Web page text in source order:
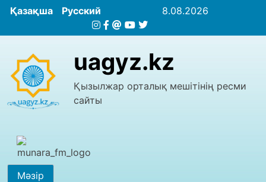
Қазақша Русский 8.08.2026
uagyz.kz
Қызылжар орталық мешітінің ресми
сайты
Мәзір